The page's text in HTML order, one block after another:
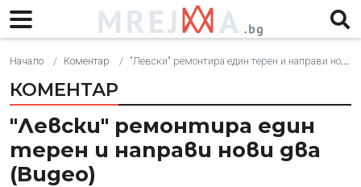
Начало Коментар "Левски" ремонтира един терен и направи нови два (Видео)
КОМЕНТАР
"Левски" ремонтира един
терен и направи нови два
(Видео)